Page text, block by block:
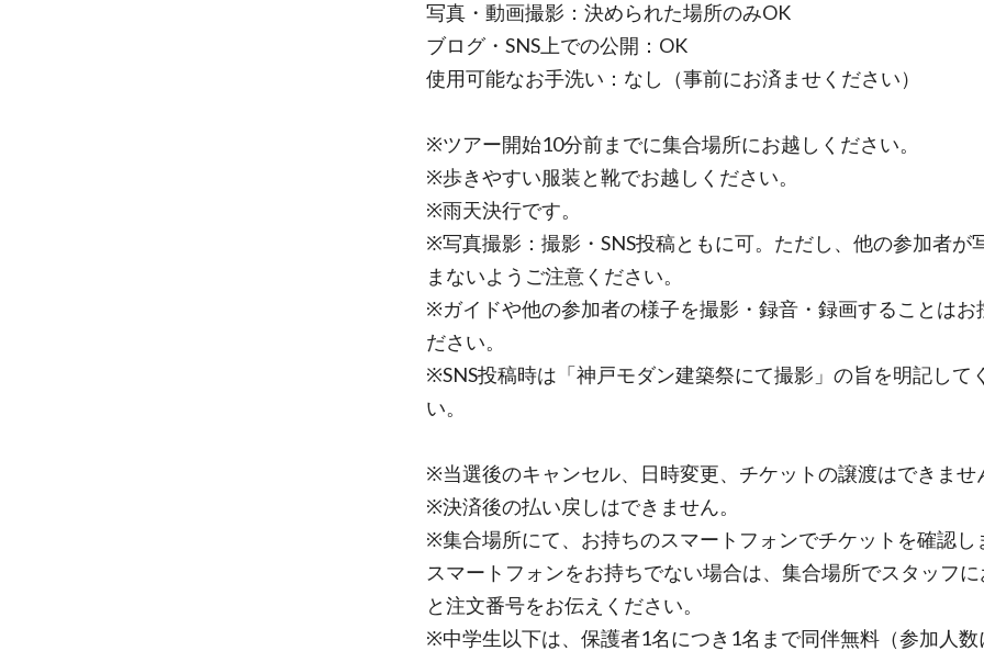
写真・動画撮影：決められた場所のみOK
ブログ・SNS上での公開：OK
使用可能なお手洗い：なし（事前にお済ませください）
※ツアー開始10分前までに集合場所にお越しください。
※歩きやすい服装と靴でお越しください。
※雨天決行です。
※写真撮影：撮影・SNS投稿ともに可。ただし、他の参加者が
まないようご注意ください。
※ガイドや他の参加者の様子を撮影・録音・録画することはお
ださい。
※SNS投稿時は「神戸モダン建築祭にて撮影」の旨を明記して
い。
※当選後のキャンセル、日時変更、チケットの譲渡はできませ
※決済後の払い戻しはできません。
※集合場所にて、お持ちのスマートフォンでチケットを確認し
スマートフォンをお持ちでない場合は、集合場所でスタッフ
と注文番号をお伝えください。
※中学生以下は、保護者1名につき1名まで同伴無料（参加人数